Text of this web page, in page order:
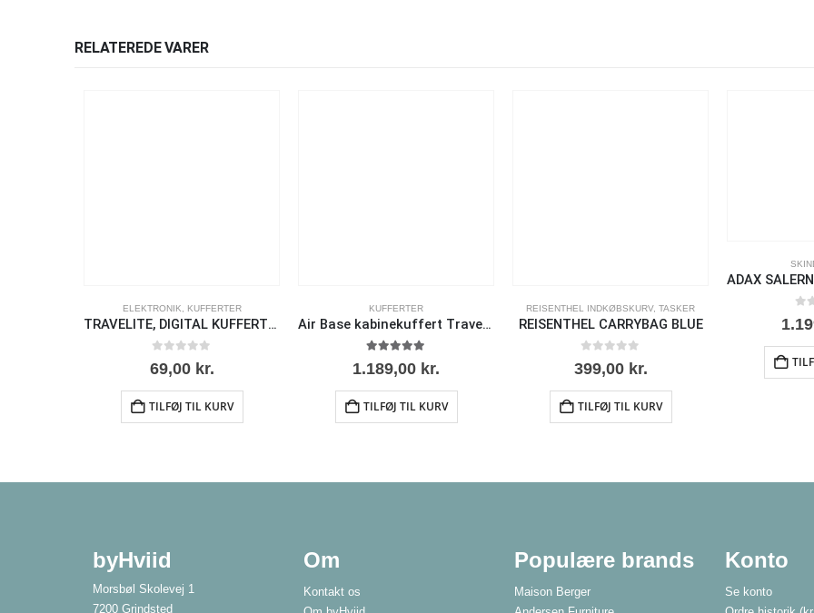
RELATEREDE VARER
ELEKTRONIK KUFFERTER
TRAVELITE, DIGITAL KUFFERTVÆGT, RØD
ud af 5
69,00 kr.
TILFØJ TIL KURV
KUFFERTER
Air Base kabinekuffert Travelite hardcase kuffert – sandfarve
ud af 5
1.189,00 kr.
TILFØJ TIL KURV
REISENTHEL INDKØBSKURV, TASKER
REISENTHEL CARRYBAG BLUE
399,00 kr.
TILFØJ TIL KURV
byHviid
Morsbøl Skolevej 1
7200 Grindsted
Om
Kontakt os
Populære brands
Maison Berger
Konto
Se konto